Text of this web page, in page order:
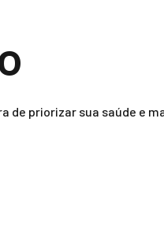
de priorizar sua saúde e